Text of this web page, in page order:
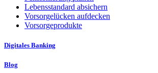
Lebensstandard absichern
Vorsorgelücken aufdecken
Vorsorgeprodukte
Digitales Banking
Blog